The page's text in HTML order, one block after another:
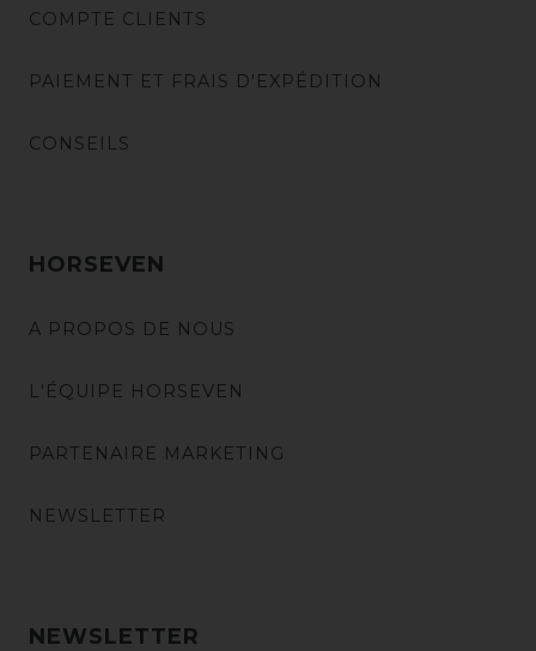
COMPTE CLIENTS
PAIEMENT ET FRAIS D'EXPÉDITION
CONSEILS
HORSEVEN
A PROPOS DE NOUS
L'ÉQUIPE HORSEVEN
PARTENAIRE MARKETING
NEWSLETTER
NEWSLETTER